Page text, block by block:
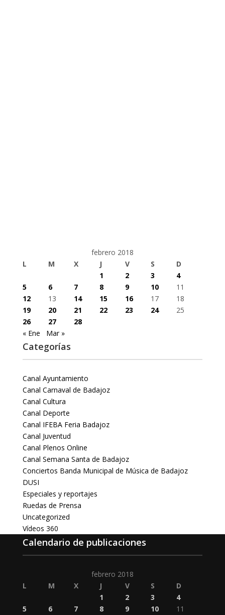
febrero 2018
L
M X J V S
D
1
2 3
4
5
6 7 8 9 10
11
12
13 14 15 16 17
18
19
20 21 22 23 24
25
26
27
28
« Ene
Mar »
Categorías
Canal Ayuntamiento
Canal Carnaval de Badajoz
Canal Cultura
Canal Deporte
Canal IFEBA Feria Badajoz
Canal Juventud
Canal Plenos Online
Canal Semana Santa de Badajoz
Conciertos Banda Municipal de Música de Badajoz
DUSI
Especiales y reportajes
Ruedas de Prensa
Uncategorized
Vídeos 360
Calendario de publicaciones
febrero 2018
L
M X J V S
D
1
2 3
4
5
6 7 8 9 10
11